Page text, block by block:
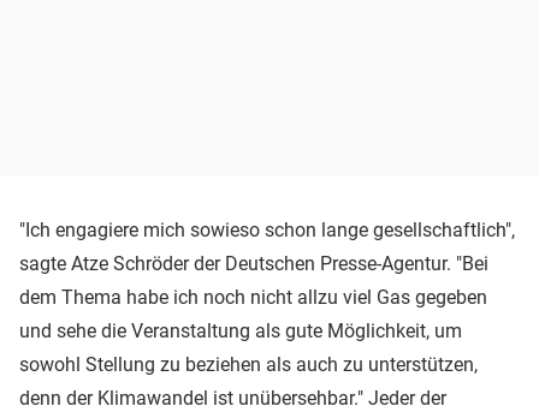
"Ich engagiere mich sowieso schon lange gesellschaftlich",
sagte Atze Schröder der Deutschen Presse-Agentur. "Bei
dem Thema habe ich noch nicht allzu viel Gas gegeben
und sehe die Veranstaltung als gute Möglichkeit, um
sowohl Stellung zu beziehen als auch zu unterstützen,
denn der Klimawandel ist unübersehbar." Jeder der